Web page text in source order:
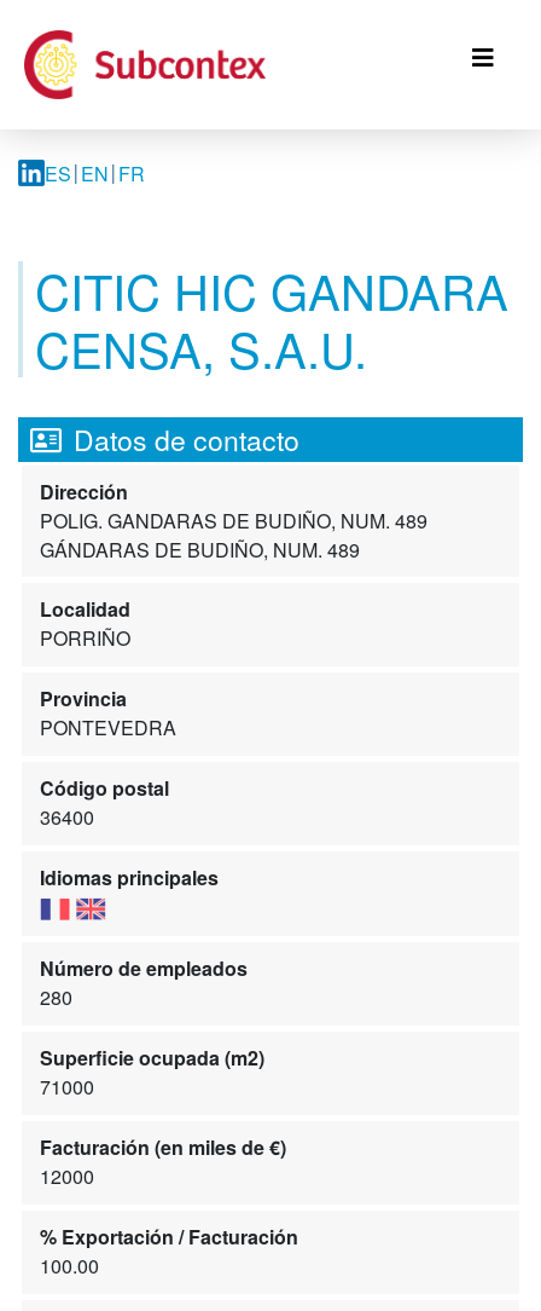
contenido
principal
ES EN FR
CITIC HIC GANDARA
CENSA, S.A.U.
Datos de contacto
Dirección
POLIG. GANDARAS DE BUDIÑO, NUM. 489
GÁNDARAS DE BUDIÑO, NUM. 489
Localidad
PORRIÑO
Provincia
PONTEVEDRA
Código postal
36400
Idiomas principales
Número de empleados
280
Superficie ocupada (m2)
71000
Facturación (en miles de €)
12000
% Exportación / Facturación
100.00